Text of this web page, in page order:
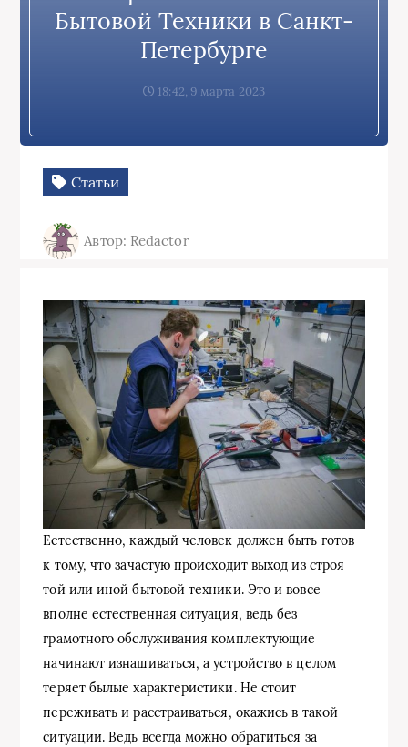
Бытовой Техники в Санкт-
Петербурге
18:42, 9 марта 2023
Статьи
Автор: Redactor
Естественно, каждый человек должен быть готов
к тому, что зачастую происходит выход из строя
той или иной бытовой техники. Это и вовсе
вполне естественная ситуация, ведь без
грамотного обслуживания комплектующие
начинают изнашиваться, а устройство в целом
теряет былые характеристики. Не стоит
переживать и расстраиваться, окажись в такой
ситуации. Ведь всегда можно обратиться за